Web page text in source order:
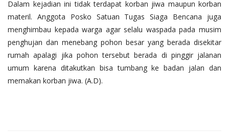
Dalam kejadian ini tidak terdapat korban jiwa maupun korban
materil. Anggota Posko Satuan Tugas Siaga Bencana juga
menghimbau kepada warga agar selalu waspada pada musim
penghujan dan menebang pohon besar yang berada disekitar
rumah apalagi jika pohon tersebut berada di pinggir jalanan
umum karena ditakutkan bisa tumbang ke badan jalan dan
memakan korban jiwa. (A.D).